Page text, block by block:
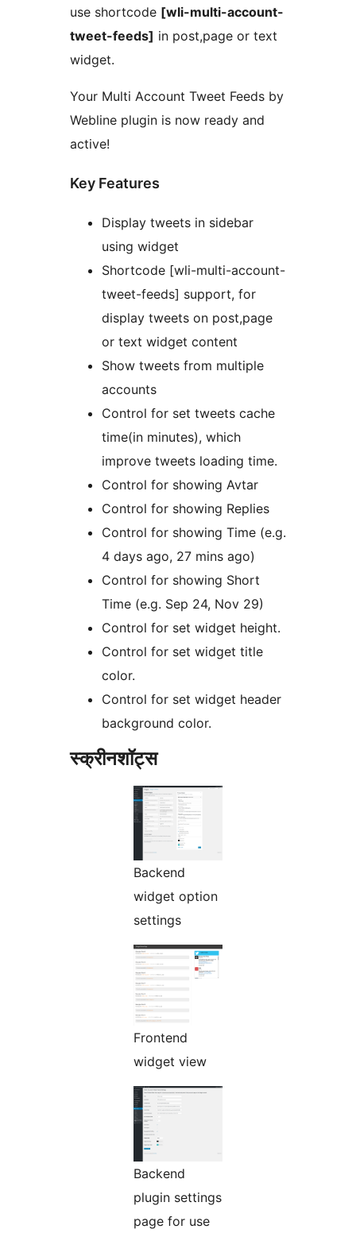
use shortcode [wli-multi-account-
tweet-feeds] in post,page or text
widget.
Your Multi Account Tweet Feeds by
Webline plugin is now ready and
active!
Key Features
Display tweets in sidebar
using widget
Shortcode [wli-multi-account-
tweet-feeds] support, for
display tweets on post,page
or text widget content
Show tweets from multiple
accounts
Control for set tweets cache
time(in minutes), which
improve tweets loading time.
Control for showing Avtar
Control for showing Replies
Control for showing Time (e.g.
4 days ago, 27 mins ago)
Control for showing Short
Time (e.g. Sep 24, Nov 29)
Control for set widget height.
Control for set widget title
color.
Control for set widget header
background color.
स्क्रीनशॉट्स
Backend
widget option
settings
Frontend
widget view
Backend
plugin settings
page for use